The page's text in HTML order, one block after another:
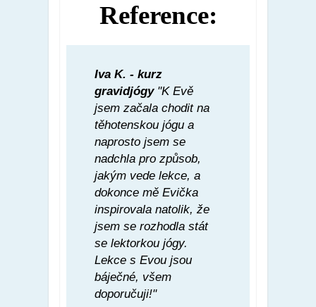
Reference:
Iva K. - kurz
gravidjógy"K Evě
jsem začala chodit na
těhotenskou jógu a
naprosto jsem se
nadchla pro způsob,
jakým vede lekce, a
dokonce mě Evička
inspirovala natolik, že
jsem se rozhodla stát
se lektorkou jógy.
Lekce s Evou jsou
báječné, všem
doporučuji!"